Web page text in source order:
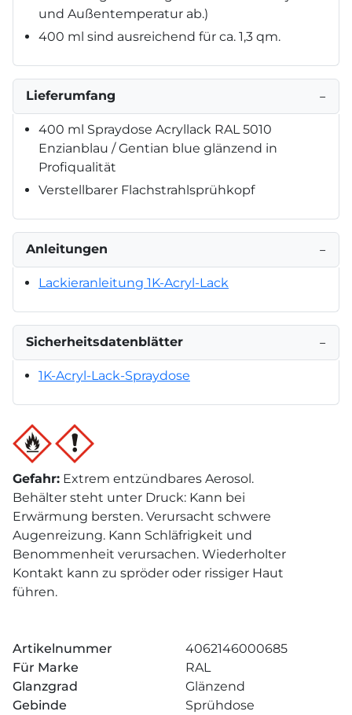
und Außentemperatur ab.)
400 ml sind ausreichend für ca. 1,3 qm.
Lieferumfang −
400 ml Spraydose Acryllack RAL 5010
Enzianblau / Gentian blue glänzend in
Profiqualität
Verstellbarer Flachstrahlsprühkopf
Anleitungen −
Lackieranleitung 1K-Acryl-Lack
Sicherheitsdatenblätter −
1K-Acryl-Lack-Spraydose
Gefahr: Extrem entzündbares Aerosol.
Behälter steht unter Druck: Kann bei
Erwärmung bersten. Verursacht schwere
Augenreizung. Kann Schläfrigkeit und
Benommenheit verursachen. Wiederholter
Kontakt kann zu spröder oder rissiger Haut
führen.
Artikelnummer
4062146000685
Für Marke
RAL
Glanzgrad
Glänzend
Gebinde
Sprühdose